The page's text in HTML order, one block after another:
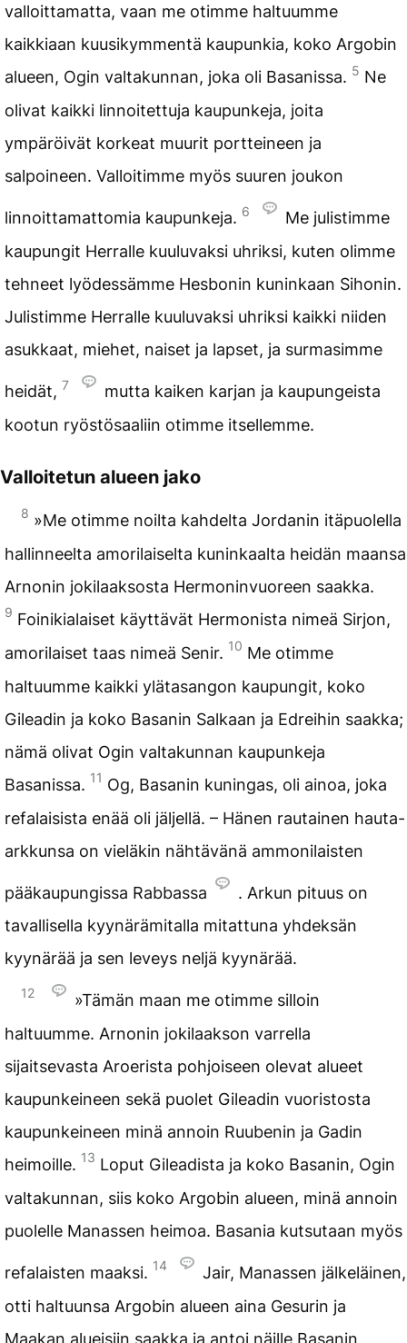
valloittamatta, vaan me otimme haltuumme
kaikkiaan kuusikymmentä kaupunkia, koko Argobin
alueen, Ogin valtakunnan, joka oli Basanissa. 5 Ne
olivat kaikki linnoitettuja kaupunkeja, joita
ympäröivät korkeat muurit portteineen ja
salpoineen. Valloitimme myös suuren joukon
linnoittamattomia kaupunkeja. 6
Me julistimme
kaupungit Herralle kuuluvaksi uhriksi, kuten olimme
tehneet lyödessämme Hesbonin kuninkaan Sihonin.
Julistimme Herralle kuuluvaksi uhriksi kaikki niiden
asukkaat, miehet, naiset ja lapset, ja surmasimme
heidät, 7
mutta kaiken karjan ja kaupungeista
kootun ryöstösaaliin otimme itsellemme.
Valloitetun alueen jako
8 »Me otimme noilta kahdelta Jordanin itäpuolella
hallinneelta amorilaiselta kuninkaalta heidän maansa
Arnonin jokilaaksosta Hermoninvuoreen saakka.
9 Foinikialaiset käyttävät Hermonista nimeä Sirjon,
amorilaiset taas nimeä Senir. 10 Me otimme
haltuumme kaikki ylätasangon kaupungit, koko
Gileadin ja koko Basanin Salkaan ja Edreihin saakka;
nämä olivat Ogin valtakunnan kaupunkeja
Basanissa. 11 Og, Basanin kuningas, oli ainoa, joka
refalaisista enää oli jäljellä. – Hänen rautainen hauta-
arkkunsa on vieläkin nähtävänä ammonilaisten
pääkaupungissa Rabbassa
. Arkun pituus on
tavallisella kyynärämitalla mitattuna yhdeksän
kyynärää ja sen leveys neljä kyynärää.
12
»Tämän maan me otimme silloin
haltuumme. Arnonin jokilaakson varrella
sijaitsevasta Aroerista pohjoiseen olevat alueet
kaupunkeineen sekä puolet Gileadin vuoristosta
kaupunkeineen minä annoin Ruubenin ja Gadin
heimoille. 13 Loput Gileadista ja koko Basanin, Ogin
valtakunnan, siis koko Argobin alueen, minä annoin
puolelle Manassen heimoa. Basania kutsutaan myös
refalaisten maaksi. 14
Jair, Manassen jälkeläinen,
otti haltuunsa Argobin alueen aina Gesurin ja
Maakan alueisiin saakka ja antoi näille Basanin